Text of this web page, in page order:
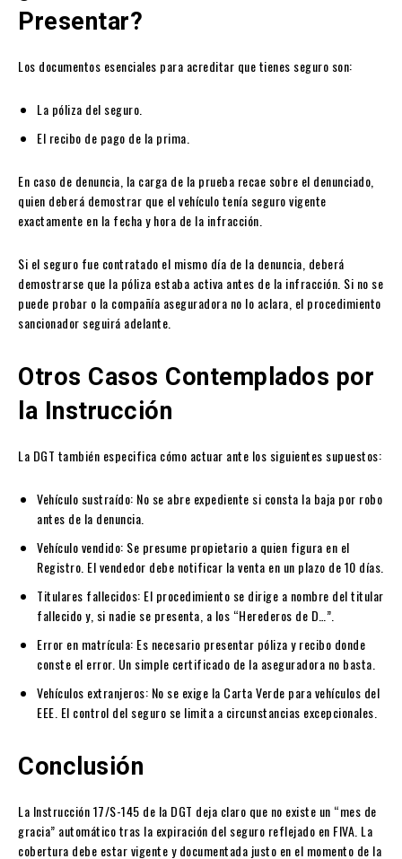
Presentar?
Los documentos esenciales para acreditar que tienes seguro son:
La póliza del seguro.
El recibo de pago de la prima.
En caso de denuncia, la carga de la prueba recae sobre el denunciado,
quien deberá demostrar que el vehículo tenía seguro vigente
exactamente en la fecha y hora de la infracción.
Si el seguro fue contratado el mismo día de la denuncia, deberá
demostrarse que la póliza estaba activa antes de la infracción. Si no se
puede probar o la compañía aseguradora no lo aclara, el procedimiento
sancionador seguirá adelante.
Otros Casos Contemplados por
la Instrucción
La DGT también especifica cómo actuar ante los siguientes supuestos:
Vehículo sustraído: No se abre expediente si consta la baja por robo
antes de la denuncia.
Vehículo vendido: Se presume propietario a quien figura en el
Registro. El vendedor debe notificar la venta en un plazo de 10 días.
Titulares fallecidos: El procedimiento se dirige a nombre del titular
fallecido y, si nadie se presenta, a los “Herederos de D…”.
Error en matrícula: Es necesario presentar póliza y recibo donde
conste el error. Un simple certificado de la aseguradora no basta.
Vehículos extranjeros: No se exige la Carta Verde para vehículos del
EEE. El control del seguro se limita a circunstancias excepcionales.
Conclusión
La Instrucción 17/S-145 de la DGT deja claro que no existe un “mes de
gracia” automático tras la expiración del seguro reflejado en FIVA. La
cobertura debe estar vigente y documentada justo en el momento de la